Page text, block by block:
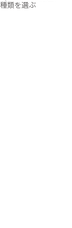
種類を選ぶ